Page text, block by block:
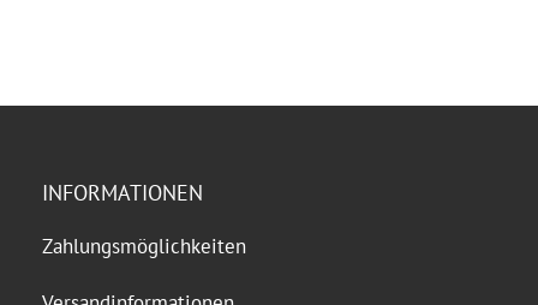
INFORMATIONEN
Zahlungsmöglichkeiten